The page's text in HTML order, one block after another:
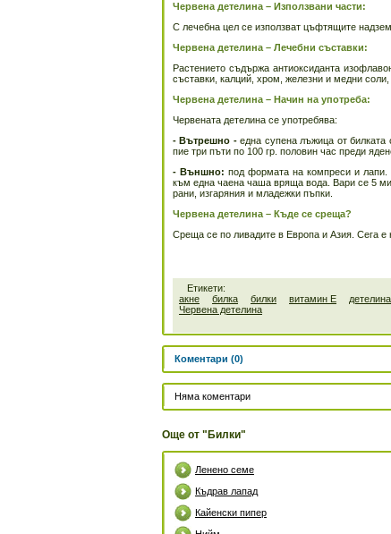
Червена детелина – Използвани части:
С лечебна цел се използват цъфтящите
Червена детелина – Лечебни съставки:
Растението съдържа антиоксиданта
съставки, калций, хром, железни и медни
Червена детелина – Начин на употреба:
Червената детелина се употребява:
- Вътрешно -една супена лъжица от
пие три пъти по 100 гр. половин час преди
- Външно: под формата на компреси и лапи.
към една чаена чаша вряща вода. Вари се 5
рани, изгаряния и младежки пъпки.
Червена детелина – Къде се среща?
Среща се по ливадите в Европа и Азия. Сега е
Етикети:
акне
билка билки витамин Е детелина
Червена детелина
Коментари (0)
Няма коментари
Още от "Билки"
Ленено семе
Къдрав лапад
Кайенски пипер